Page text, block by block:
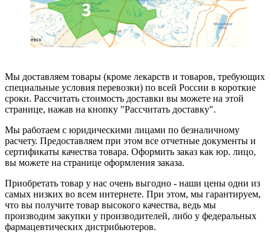
Мы доставляем товары (кроме лекарств и товаров, требующих
специальные условия перевозки) по всей России в короткие
сроки. Рассчитать стоимость доставки вы можете на этой
странице, нажав на кнопку "Рассчитать доставку".
Мы работаем с юридическими лицами по безналичному
расчету. Предоставляем при этом все отчетные документы и
сертификаты качества товара. Оформить заказ как юр. лицо,
вы можете на странице оформления заказа.
Приобретать товар у нас очень выгодно - наши цены одни из
самых низких во всем интернете. При этом, мы гарантируем,
что вы получите товар высокого качества, ведь мы
производим закупки у производителей, либо у федеральных
фармацевтических дистрибьютеров.